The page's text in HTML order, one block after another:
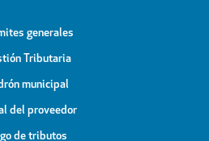
generales
Tributaria
municipal
del proveedor
de tributos